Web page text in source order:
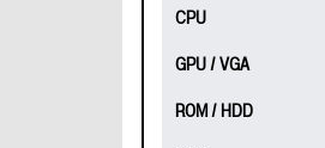
CPU
GPU / VGA
ROM / HDD